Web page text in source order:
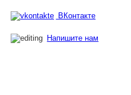
ВКонтакте
Напишите нам